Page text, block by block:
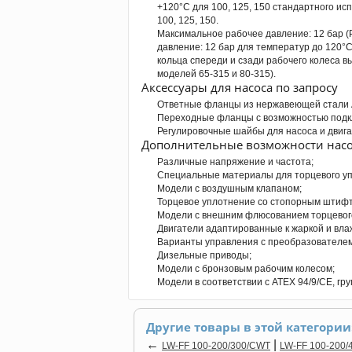
+120°C для 100, 125, 150 стандартного
100, 125, 150.
Максимальное рабочее давление: 12 бар
давление: 12 бар для температур до
кольца спереди и сзади рабочего
моделей 65-315 и 80-315).
Аксессуары для насоса по запросу
Ответные фланцы из нержавеющей стали
Переходные фланцы с возможностью
Регулировочные шайбы для насоса и
Дополнительные возможности
Различные напряжение и частота;
Специальные материалы для торцевого
Модели с воздушным клапаном;
Торцевое уплотнение со стопорным
Модели с внешним флюсованием
Двигатели адаптированные к жаркой и
Варианты управления с
Дизельные приводы;
Модели с бронзовым рабочим колесом;
Модели в соответствии с ATEX 94/9/CE,
Другие товары в этой
← LW-FF 100-200/300/CWT LW-FF 100-200/